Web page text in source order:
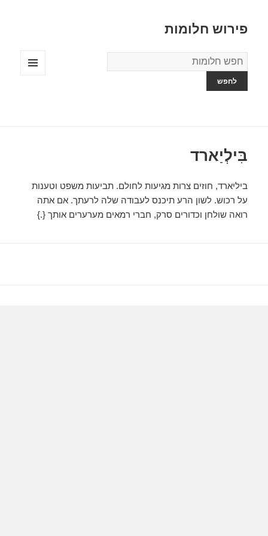
פירוש חלומות
מילון
החלומות
בִּילְיַארד
ביליארד, חוזים צרות מגיעות לחולם. תביעות משפט וטענות
על רכוש. לשון הרע תיכנס לעבודה שלה לרעתך. אם אתה
רואה שולחן וכדורים סרק, חברי רמאים מערערים אותך {.}